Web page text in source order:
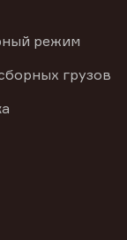
режим
грузов